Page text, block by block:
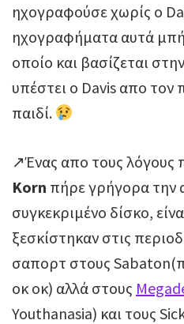
ηχογραφούσε χωρίς ο
ηχογραφήματα αυτά
οποίο και βασίζεται
υπέστει ο Davis απο τον
παιδί.
↗Ένας απο τους λόγους
Korn πήρε γρήγορα την
συγκεκριμένο δίσκο,
ξεσκίστηκαν στις
σαπορτ στους
οκ οκ) αλλά στους
Youthanasia) και τους